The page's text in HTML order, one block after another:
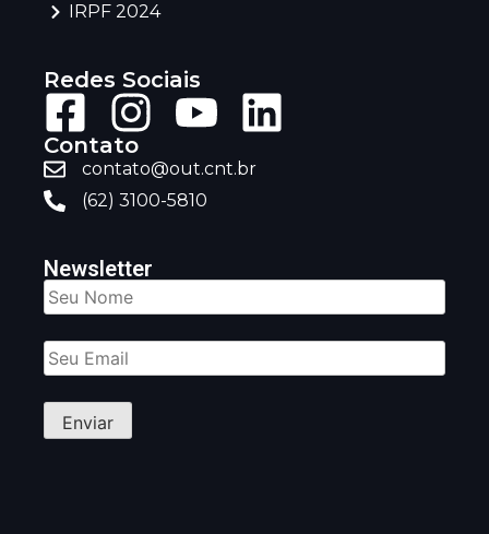
IRPF 2024
Redes Sociais
Contato
contato@out.cnt.br
(62) 3100-5810
Newsletter